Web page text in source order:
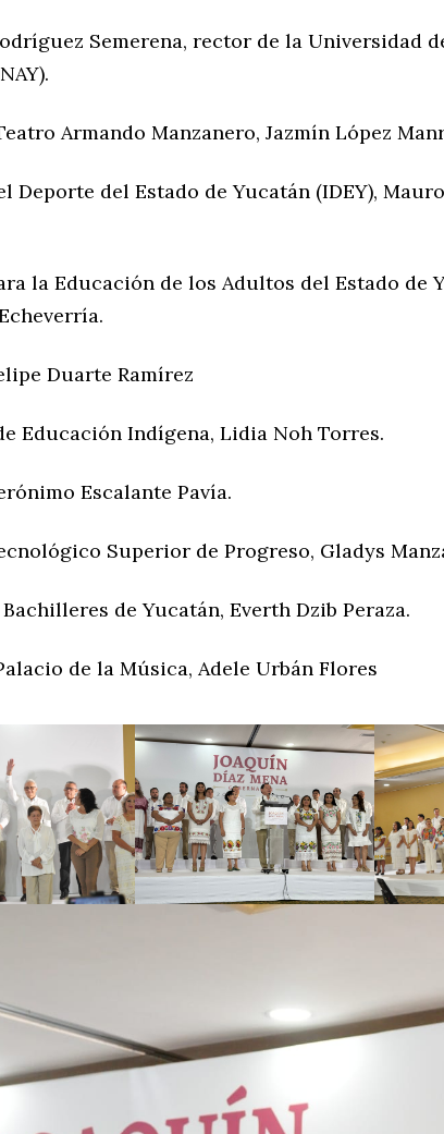
Semerena, rector de la Universidad
Armando Manzanero, Jazmín López
Deporte del Estado de Yucatán (IDEY),
la Educación de los Adultos del Estado de
Duarte Ramírez
Educación Indígena, Lidia Noh Torres.
Escalante Pavía.
Superior de Progreso, Gladys
de Yucatán, Everth Dzib Peraza.
de la Música, Adele Urbán Flores